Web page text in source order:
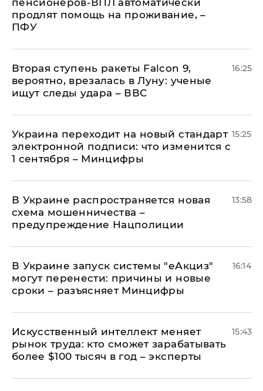
пенсионеров-ВПЛ автоматически
продлят помощь на проживание, –
ПФУ
Вторая ступень ракеты Falcon 9,
вероятно, врезалась в Луну: ученые
ищут следы удара – ВВС
16:25
Украина переходит на новый стандарт
электронной подписи: что изменится с
1 сентября – Минцифры
15:25
В Украине распространяется новая
схема мошенничества –
предупреждение Нацполиции
13:58
В Украине запуск системы "еАкциз"
могут перенести: причины и новые
сроки – разъясняет Минцифры
16:14
Искусственный интеллект меняет
рынок труда: кто сможет зарабатывать
более $100 тысяч в год – эксперты
15:43